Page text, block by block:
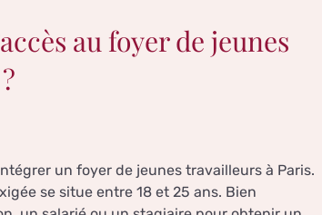
au foyer de jeunes
un foyer de jeunes travailleurs à Paris.
se situe entre 18 et 25 ans. Bien